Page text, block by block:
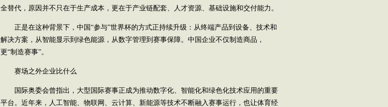
全替代，原因并不只在于生产成本，更在于产业链配套、人才资源、基础设施和交付能力。
正是在这种背景下，中国“参与”世界杯的方式正持续升级：从终端产品到设备、技术和
解决方案，从智能显示到绿色能源，从数字管理到赛事保障。中国企业不仅制造商品，
更“制造赛事”。
赛场之外企业比什么
国际奥委会曾指出，大型国际赛事正成为推动数字化、智能化和绿色化技术应用的重要
平台。近年来，人工智能、物联网、云计算、新能源等技术不断融入赛事运行，也让体育经